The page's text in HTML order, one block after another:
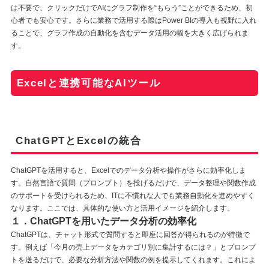
は不要で、クリックだけでAIにグラフ制作を“もらう”ことができるため、初
心者でも安心です。さらに業務で活用する際はPower BIの導入も視野に入れ
ることで、グラフ作成の自動化を含むデータ活用の幅を大きく広げられま
す。
Excelと連携可能なAIツール
ChatGPTとExcelの統合
ChatGPTを活用すると、Excelでのデータ分析や操作がさらに効率化しま
す。自然言語で質問（プロンプト）を投げるだけで、データ整理や関数作成
のサポートを受けられるため、ITに不慣れな人でも業務自動化を進めやすく
なります。ここでは、具体的な使い方と活用イメージを紹介します。
１．ChatGPTを用いたデータ分析の効率化
ChatGPTは、チャット形式で質問すると即座に回答が得られるのが特徴で
す。例えば「今月の売上データをカテゴリ別に集計するには？」とプロンプ
トを送るだけで、必要な分析方法や関数の例を提示してくれます。これによ